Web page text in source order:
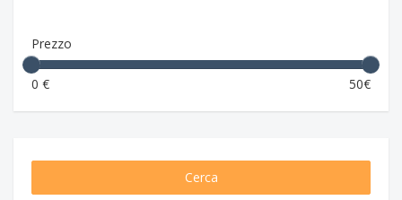
Prezzo
0 € 50€
Cerca